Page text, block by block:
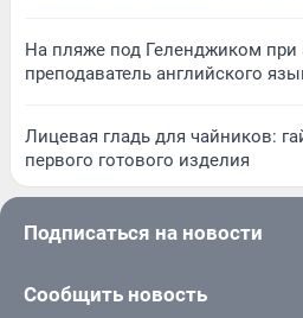
На пляже под Геленджиком при
преподаватель английского
Лицевая гладь для чайников:
первого готового изделия
Подписаться на новости
Сообщить новость